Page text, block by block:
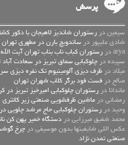
پرسش
سیمین در رستوران شاندیز لاهیجان با دکور
شادی علیپور در ساندویچ بارن در مطهری
arya در
رستوران کباب ناب بناب تهران آیت
سپیده در چلوکبابی سماق تبریز در سعادت آباد
میلاد در ظرف دیزی آلومینیوم تک نفره دیزی
صالح در فست فود برگر کلاب شهران تهران
ماندانا در رستوران چلوکبابی امیرخیز تبریز در
رمضانی در ماشین ظرفشویی صنعتی زیر کانتری 540بشقاب الکترولوکس
وحید در رستوران چلوکبابی حاج مرشد چلویی در
محمد شفیق میرزایی در دستگاه خمیر پهن کن
عكس اللي شايفينها بدون موسيقى در
صنعتی تمدن نژاد